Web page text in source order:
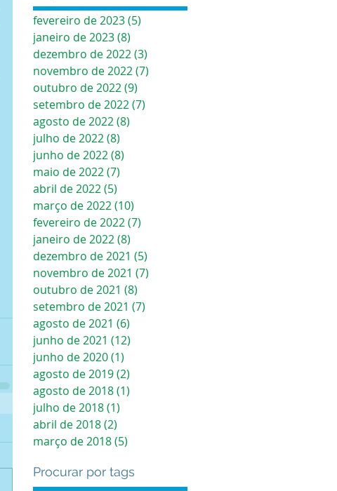
fevereiro de 2023(5)
janeiro de 2023(8)
dezembro de 2022(3)
novembro de 2022(7)
outubro de 2022(9)
setembro de 2022(7)
agosto de 2022(8)
julho de 2022(8)
junho de 2022(8)
maio de 2022(7)
abril de 2022(5)
março de 2022(10)
fevereiro de 2022(7)
janeiro de 2022(8)
dezembro de 2021 (5)
novembro de 2021 (7)
outubro de 2021 (8)
setembro de 2021 (7)
agosto de 2021 (6)
junho de 2021 (12)
junho de 2020(1)
agosto de 2019(2)
agosto de 2018(1)
julho de 2018(1)
abril de 2018(2)
março de 2018(5)
Procurar por tags